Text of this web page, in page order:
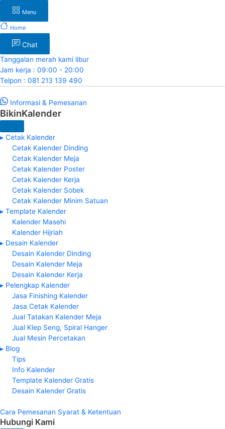
Menu
Home
Chat
Tanggalan merah kami libur
Jam kerja : 09:00 - 20:00
Telpon : 081 213 139 490
Informasi & Pemesanan
BikinKalender
▸ Cetak Kalender
Cetak Kalender Dinding
Cetak Kalender Meja
Cetak Kalender Poster
Cetak Kalender Kerja
Cetak Kalender Sobek
Cetak Kalender Minim Satuan
▸ Template Kalender
Kalender Masehi
Kalender Hijriah
▸ Desain Kalender
Desain Kalender Dinding
Desain Kalender Meja
Desain Kalender Kerja
▸ Pelengkap Kalender
Jasa Finishing Kalender
Jasa Cetak Kalender
Jual Tatakan Kalender Meja
Jual Klep Seng, Spiral Hanger
Jual Mesin Percetakan
▸ Blog
Tips
Info Kalender
Template Kalender Gratis
Desain Kalender Gratis
Cara Pemesanan Syarat & Ketentuan
Hubungi Kami